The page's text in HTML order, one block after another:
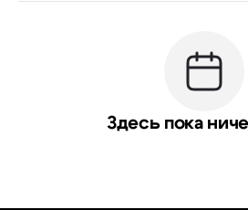
Здесь пока